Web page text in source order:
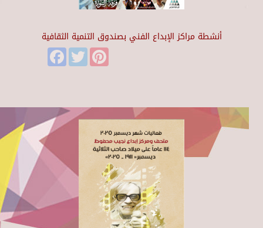
أنشطة مراكز الإبداع الفني بصندوق التنمية الثقافية
FacebookTwitter